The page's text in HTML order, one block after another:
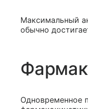
Максимальный
обычно
Одновременное